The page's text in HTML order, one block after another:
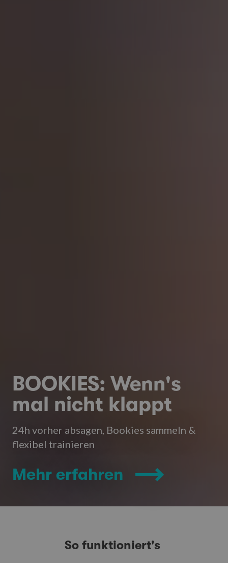
BOOKIES: Wenn's
mal nicht klappt
24h vorher absagen, Bookies sammeln &
flexibel trainieren
Mehr erfahren
So funktioniert's